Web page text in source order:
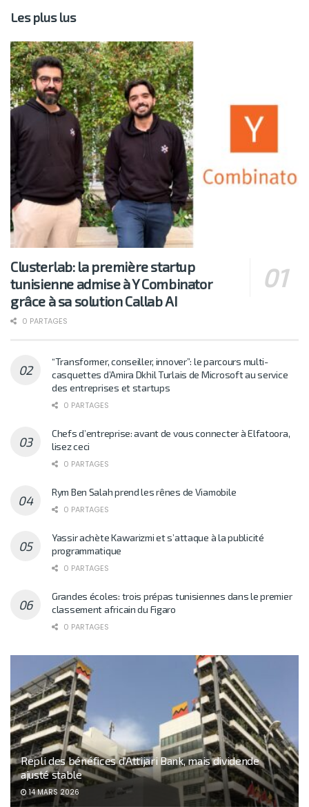
Les plus lus
Clusterlab: la première startup
tunisienne admise à Y Combinator
grâce à sa solution Callab AI
0 PARTAGES
“Transformer, conseiller, innover”: le parcours multi-
casquettes d’Amira Dkhil Turlais de Microsoft au service
des entreprises et startups
0 PARTAGES
Chefs d’entreprise: avant de vous connecter à Elfatoora,
lisez ceci
0 PARTAGES
Rym Ben Salah prend les rênes de Viamobile
0 PARTAGES
Yassir achète Kawarizmi et s’attaque à la publicité
programmatique
0 PARTAGES
Grandes écoles: trois prépas tunisiennes dans le premier
classement africain du Figaro
0 PARTAGES
Repli des bénéfices d’Attijari Bank, mais dividende
ajusté stable
14 MARS 2026